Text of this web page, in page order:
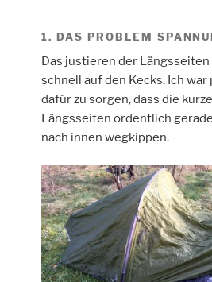
1. DAS PROBLEM
Das justieren der
schnell auf den Kecks. Ich
dafür zu sorgen, dass die
Längsseiten ordentlich
nach innen wegkippen.